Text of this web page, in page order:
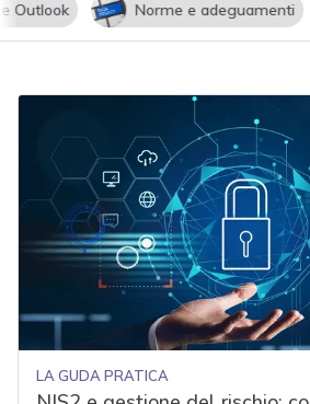
Norme e adeguamenti
LA GUDA PRATICA